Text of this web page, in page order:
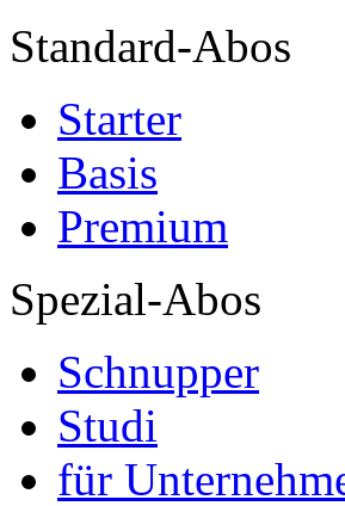
Standard-Abos
Starter
Basis
Premium
Spezial-Abos
Schnupper
Studi
für